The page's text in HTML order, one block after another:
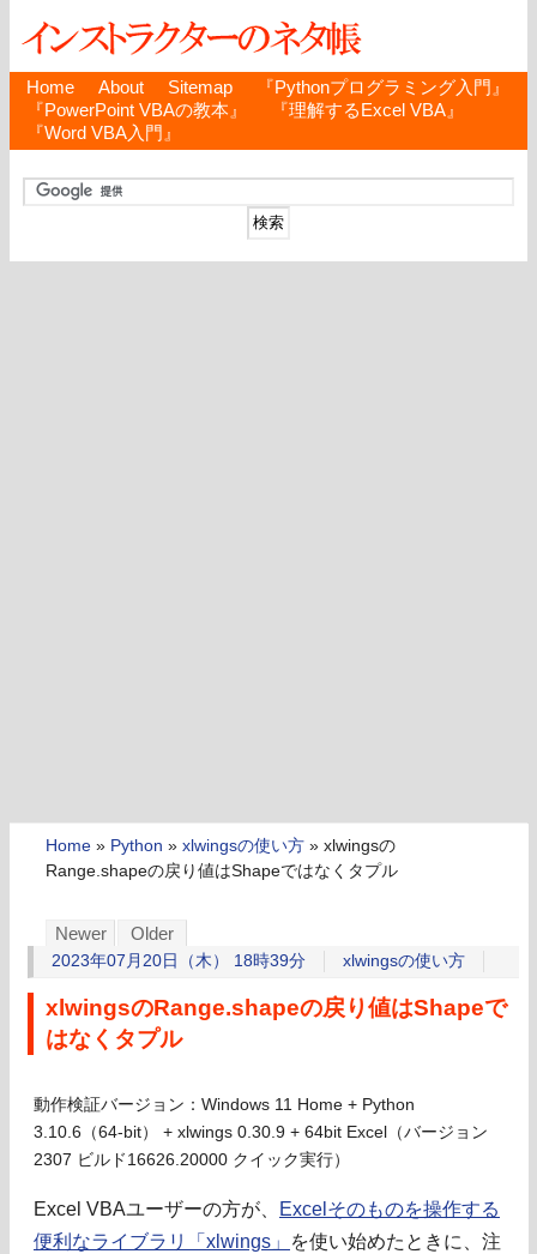
Home About Sitemap
『Pythonプログラミング入門』
『PowerPoint VBAの教本』
『理解するExcel VBA』
『Word VBA入門』
Home » Python » xlwingsの使い方 » xlwingsの
Range.shapeの戻り値はShapeではなくタプル
Newer Older
2023年07月20日（木） 18時39分 xlwingsの使い方
xlwingsのRange.shapeの戻り値はShapeで
はなくタプル
動作検証バージョン：Windows 11 Home + Python
3.10.6（64-bit） + xlwings 0.30.9 + 64bit Excel（バージョン
2307 ビルド16626.20000 クイック実行）
Excel VBAユーザーの方が、
Excelそのものを操作する
便利なライブラリ「xlwings」
を使い始めたときに、注